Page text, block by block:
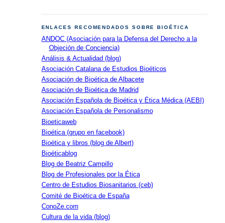
ENLACES RECOMENDADOS SOBRE BIOÉTICA
ANDOC (Asociación para la Defensa del Derecho a la
Objeción de Conciencia)
Análisis & Actualidad (blog)
Asociación Catalana de Estudios Bioéticos
Asociación de Bioética de Albacete
Asociación de Bioética de Madrid
Asociación Española de Bioética y Ética Médica (AEBI)
Asociación Española de Personalismo
Bioeticaweb
Bioética (grupo en facebook)
Bioética y libros (blog de Albert)
Bioéticablog
Blog de Beatriz Campillo
Blog de Profesionales por la Ética
Centro de Estudios Biosanitarios (ceb)
Comité de Bioética de España
ConoZe.com
Cultura de la vida (blog)